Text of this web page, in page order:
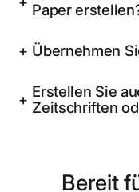
Paper
+ Übernehmen
+ Erstellen Sie
Zeitschriften
Bereit